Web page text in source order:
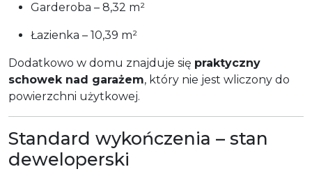
Garderoba – 8,32 m²
Łazienka – 10,39 m²
Dodatkowo w domu znajduje się praktyczny
schowek nad garażem, który nie jest wliczony do
powierzchni użytkowej.
Standard wykończenia – stan
deweloperski